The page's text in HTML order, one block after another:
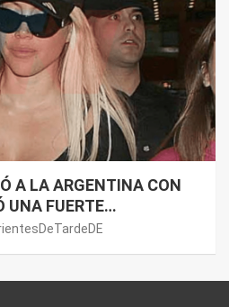
A LA ARGENTINA CON
UNA FUERTE
MAURO ICARDI